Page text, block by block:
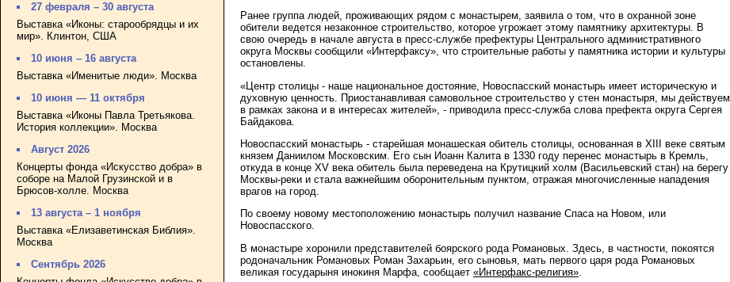
27 февраля – 30 августа
Выставка «Иконы: старообрядцы и их
мир». Клинтон, США
10 июня – 16 августа
Выставка «Именитые люди». Москва
10 июня — 11 октября
Выставка «Иконы Павла Третьякова.
История коллекции». Москва
Август 2026
Концерты фонда «Искусство добра» в
соборе на Малой Грузинской и в
Брюсов-холле. Москва
13 августа – 1 ноября
Выставка «Елизаветинская Библия».
Москва
Сентябрь 2026
Ранее группа людей, проживающих рядом с монастырем, заявила о том, что в охранной зоне
обители ведется незаконное строительство, которое угрожает этому памятнику архитектуры. В
свою очередь в начале августа в пресс-службе префектуры Центрального административного
округа Москвы сообщили «Интерфаксу», что строительные работы у памятника истории и культуры
остановлены.
«Центр столицы - наше национальное достояние, Новоспасский монастырь имеет историческую и
духовную ценность. Приостанавливая самовольное строительство у стен монастыря, мы действуем
в рамках закона и в интересах жителей», - приводила пресс-служба слова префекта округа Сергея
Байдакова.
Новоспасский монастырь - старейшая монашеская обитель столицы, основанная в XIII веке святым
князем Даниилом Московским. Его сын Иоанн Калита в 1330 году перенес монастырь в Кремль,
откуда в конце XV века обитель была переведена на Крутицкий холм (Васильевский стан) на берегу
Москвы-реки и стала важнейшим оборонительным пунктом, отражая многочисленные нападения
врагов на город.
По своему новому местоположению монастырь получил название Спаса на Новом, или
Новоспасского.
В монастыре хоронили представителей боярского рода Романовых. Здесь, в частности, покоятся
родоначальник Романовых Роман Захарьин, его сыновья, мать первого царя рода Романовых
великая государыня инокиня Марфа, сообщает «Интерфакс-религия»